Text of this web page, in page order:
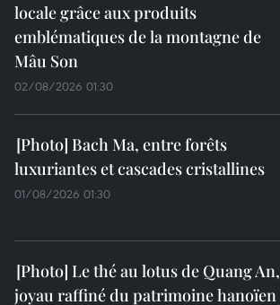
locale grâce aux produits
emblématiques de la montagne de
Mâu Son
02/08/2026 01:30
Bach Ma, entre forêts
luxuriantes et cascades cristallines
01/08/2026 01:30
Le thé au lotus de Quang An,
joyau raffiné du patrimoine hanoïen